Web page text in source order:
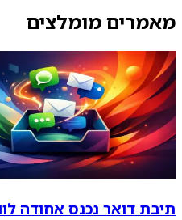
מאמרים מומלצים
תיבת דואר נכנס אחודה